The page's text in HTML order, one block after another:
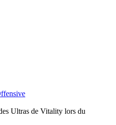
Ultras de Vitality lors du